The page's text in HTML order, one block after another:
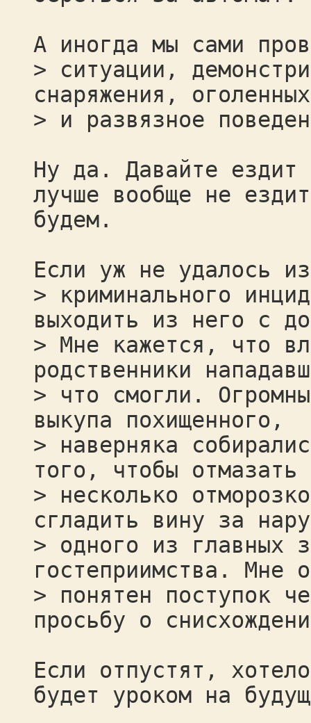
А иногда мы сами
> ситуации,
снаряжения,
> и развязное
Ну да. Давайте
лучше вообще не
будем.
Если уж не удалось
> криминального
выходить из него с
> Мне кажется, что
родственники
> что смогли.
выкупа похищенного,
> наверняка
того, чтобы отмазать
> несколько
сгладить вину за
> одного из главных
гостеприимства. Мне
> понятен поступок
просьбу о
Если отпустят,
будет уроком на